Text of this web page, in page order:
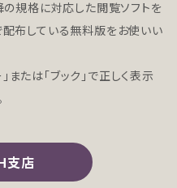
規格に対応した閲覧ソフトを
配布している無料版をお使いい
または「ブック」で正しく表示
支店